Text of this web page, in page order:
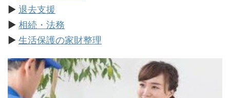
▶ 退去支援
▶ 相続・法務
▶ 生活保護の家財整理